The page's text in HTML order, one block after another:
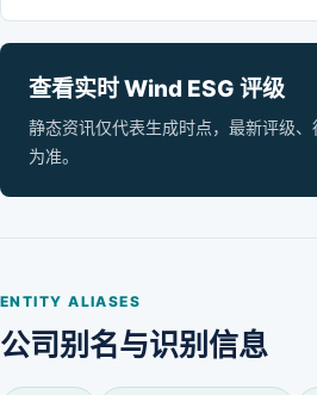
查看实时 Wind ESG 评级
静态资讯仅代表生成时点，最新评级
为准。
ENTITY ALIASES
公司别名与识别信息